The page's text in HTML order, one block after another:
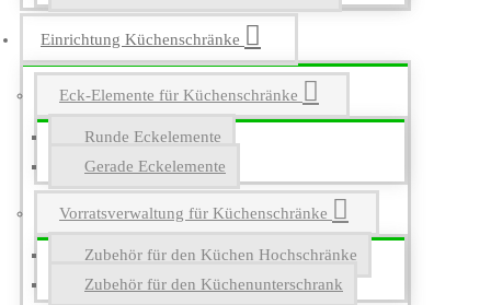
Einrichtung Küchenschränke
Eck-Elemente für Küchenschränke
Runde Eckelemente
Gerade Eckelemente
Vorratsverwaltung für Küchenschränke
Zubehör für den Küchen Hochschränke
Zubehör für den Küchenunterschrank